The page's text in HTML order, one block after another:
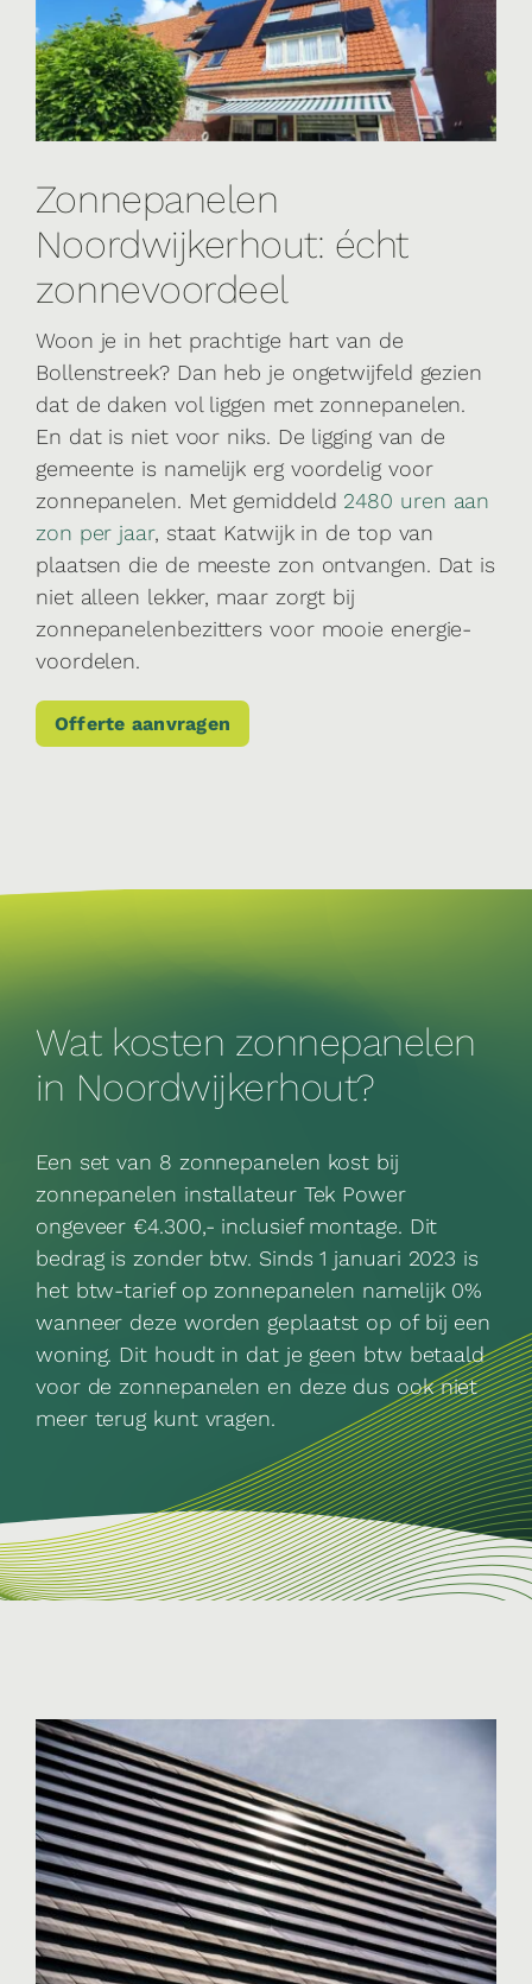
Zonnepanelen
Noordwijkerhout: écht
zonnevoordeel
Woon je in het prachtige hart van de
Bollenstreek? Dan heb je ongetwijfeld gezien
dat de daken vol liggen met zonnepanelen.
En dat is niet voor niks. De ligging van de
gemeente is namelijk erg voordelig voor
zonnepanelen. Met gemiddeld 2480 uren aan
zon per jaar, staat Katwijk in de top van
plaatsen die de meeste zon ontvangen. Dat is
niet alleen lekker, maar zorgt bij
zonnepanelenbezitters voor mooie energie-
voordelen.
Offerte aanvragen
Wat kosten zonnepanelen
in Noordwijkerhout?
Een set van 8 zonnepanelen kost bij
zonnepanelen installateur Tek Power
ongeveer €4.300,- inclusief montage. Dit
bedrag is zonder btw. Sinds 1 januari 2023 is
het btw-tarief op zonnepanelen namelijk 0%
wanneer deze worden geplaatst op of bij een
woning. Dit houdt in dat je geen btw betaald
voor de zonnepanelen en deze dus ook niet
meer terug kunt vragen.